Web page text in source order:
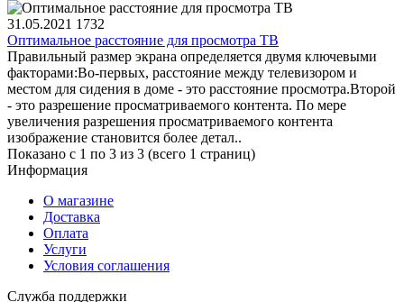
31.05.2021 1732
Оптимальное расстояние для просмотра ТВ
Правильный размер экрана определяется двумя ключевыми
факторами:Во-первых, расстояние между телевизором и
местом для сидения в доме - это расстояние просмотра.Второй
- это разрешение просматриваемого контента. По мере
увеличения разрешения просматриваемого контента
изображение становится более детал..
Показано с 1 по 3 из 3 (всего 1 страниц)
Информация
О магазине
Доставка
Оплата
Услуги
Условия соглашения
Служба поддержки